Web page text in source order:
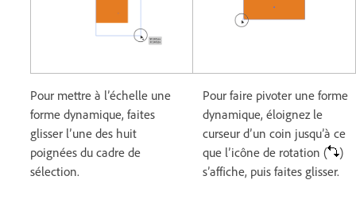
Pour mettre à l’échelle une
forme dynamique, faites
glisser l’une des huit
poignées du cadre de
sélection.
Pour faire pivoter une forme
dynamique, éloignez le
curseur d’un coin jusqu’à ce
que l’icône de rotation (
)
s’affiche, puis faites glisser.